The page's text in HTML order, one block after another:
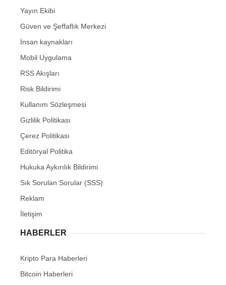
Yayın Ekibi
Güven ve Şeffaflık Merkezi
İnsan kaynakları
Mobil Uygulama
RSS Akışları
Risk Bildirimi
Kullanım Sözleşmesi
Gizlilik Politikası
Çerez Politikası
Editöryal Politika
Hukuka Aykırılık Bildirimi
Sık Sorulan Sorular (SSS)
Reklam
İletişim
HABERLER
Kripto Para Haberleri
Bitcoin Haberleri